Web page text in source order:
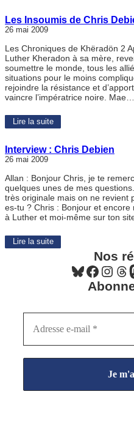
Les Insoumis de Chris
26 mai 2009
Les Chroniques de Khëradön 2
Luther Kheradon à sa mère,
soumettre le monde, tous les
situations pour le moins
rejoindre la résistance et
vaincre l’impératrice noire. Mae…
Lire la suite
Interview : Chris Debien
26 mai 2009
Allan : Bonjour Chris, je te
quelques unes de mes
très originale mais on ne revient
es-tu ? Chris : Bonjour et encore
à Luther et moi-même sur ton
Lire la suite
Nos
Bluesky Facebook Instagram Threads